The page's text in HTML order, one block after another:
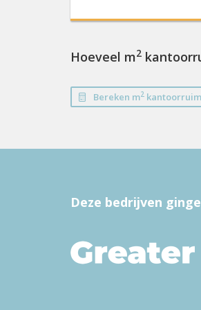
Hoeveel m2
Bereken m2
Deze bedrijven